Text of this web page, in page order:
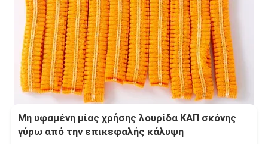
Μη υφαμένη μίας χρήσης λουρίδα ΚΑΠ σκόνης
γύρω από την επικεφαλής κάλυψη